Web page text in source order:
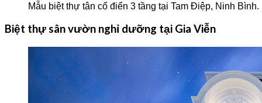
Mẫu biệt thự tân cổ điển 3 tầng tại Tam Điệp, Ninh Bình.
Biệt thự sân vườn nghỉ dưỡng tại Gia Viễn